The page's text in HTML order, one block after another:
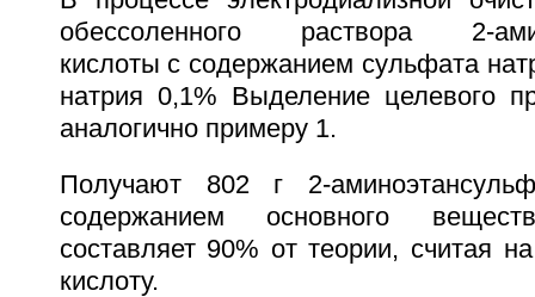
обессоленного раствора 2-
кислоты с содержанием сульфата
натрия 0,1% Выделение целевого
аналогично примеру 1.
Получают 802 г 2-
содержанием основного
составляет 90% от теории, считая
кислоту.